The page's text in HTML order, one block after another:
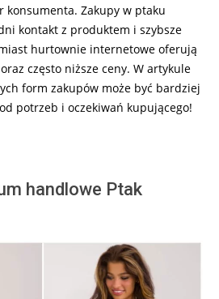
konsumenta. Zakupy w ptaku
kontakt z produktem i szybsze
hurtownie internetowe oferują
często niższe ceny. W artykule
form zakupów może być bardziej
potrzeb i oczekiwań kupującego!
handlowe Ptak